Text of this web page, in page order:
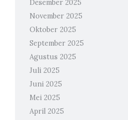
Desember 2025
November 2025
Oktober 2025
September 2025
Agustus 2025
Juli 2025
Juni 2025
Mei 2025
April 2025